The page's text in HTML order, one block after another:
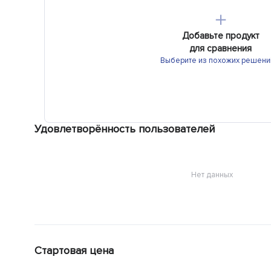
＋
Добавьте продукт
для сравнения
Выберите из похожих
Удовлетворённость пользователей
Нет данных
Стартовая цена